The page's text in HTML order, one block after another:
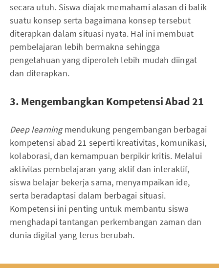
secara utuh. Siswa diajak memahami alasan di balik
suatu konsep serta bagaimana konsep tersebut
diterapkan dalam situasi nyata. Hal ini membuat
pembelajaran lebih bermakna sehingga
pengetahuan yang diperoleh lebih mudah diingat
dan diterapkan.
3. Mengembangkan Kompetensi Abad 21
Deep learningmendukung pengembangan berbagai
kompetensi abad 21 seperti kreativitas, komunikasi,
kolaborasi, dan kemampuan berpikir kritis. Melalui
aktivitas pembelajaran yang aktif dan interaktif,
siswa belajar bekerja sama, menyampaikan ide,
serta beradaptasi dalam berbagai situasi.
Kompetensi ini penting untuk membantu siswa
menghadapi tantangan perkembangan zaman dan
dunia digital yang terus berubah.